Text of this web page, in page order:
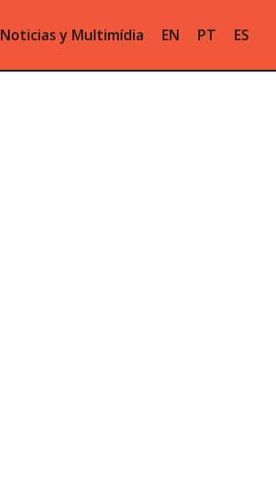
Noticias y Multimídia EN PT ES